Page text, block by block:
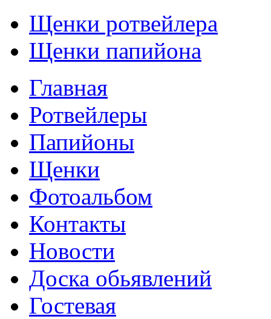
Щенки ротвейлера
Щенки папийона
Главная
Ротвейлеры
Папийоны
Щенки
Фотоальбом
Контакты
Новости
Доска обьявлений
Гостевая